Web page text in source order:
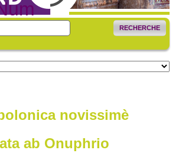
RECHERCHE
novissimè
ab Onuphrio